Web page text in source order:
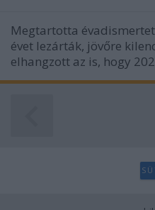
Megtartotta
évet lezárták, jövőre
elhangzott az is, hogy